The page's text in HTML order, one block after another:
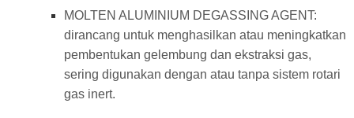
MOLTEN ALUMINIUM DEGASSING AGENT:
dirancang untuk menghasilkan atau meningkatkan
pembentukan gelembung dan ekstraksi gas,
sering digunakan dengan atau tanpa sistem rotari
gas inert.